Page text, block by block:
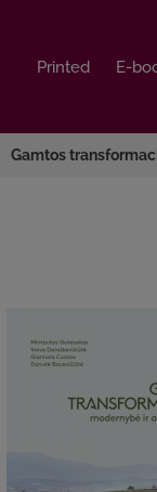
Printed E-
Printed E-
Gamtos